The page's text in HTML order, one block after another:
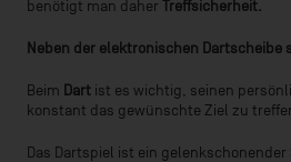
benötigt man daher Treffsicherheit.
Neben der elektronischen Dartscheibe
Beim Dart ist es wichtig, seinen
konstant das gewünschte Ziel zu
Das Dartspiel ist ein